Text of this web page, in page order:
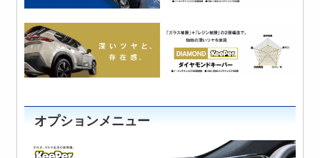
オプションメニュー